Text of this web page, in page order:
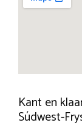
Kant en
Súdwest-